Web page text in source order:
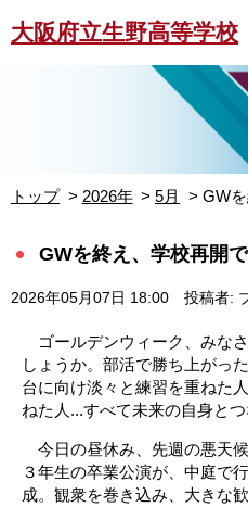
大阪府立生野高等学校
トップ 2026年 5月 GW
GWを終え、学校再開
2026年05月07日 18:00 投稿者:
ゴールデンウィーク、みな
しょうか。部活で勝ち上がっ
台に向け淡々と練習を重ねた
ねた人...すべて未来の自身と
今日の昼休み、先週の悪天
３年生の卒業公演が、中庭で
成。観衆を巻き込み、大きな